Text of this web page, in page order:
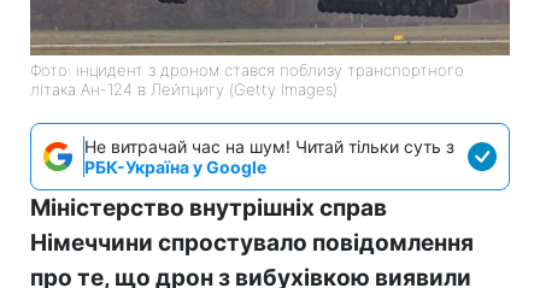
Фото: інцидент з дроном стався поблизу транспортного
літака Ан-124 в Лейпцигу (Getty Images)
Не витрачай час на шум! Читай тільки суть з
РБК-Україна у Google
Міністерство внутрішніх справ
Німеччини спростувало повідомлення
про те, що дрон з вибухівкою виявили